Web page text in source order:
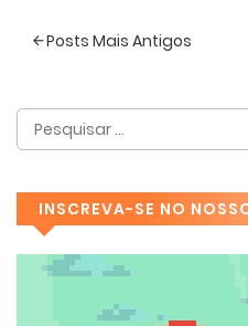
Posts Mais Antigos
INSCREVA-SE NO